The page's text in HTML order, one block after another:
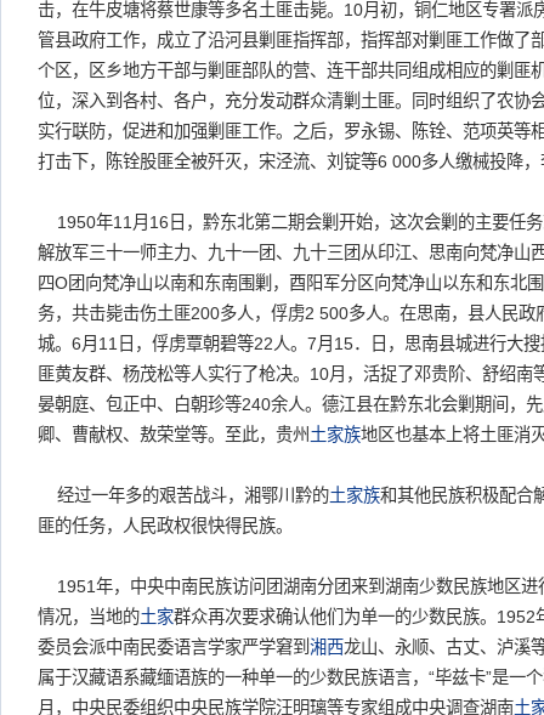
击，在牛皮塘将蔡世康等多名土匪击毙。10月初，铜仁地区专署派
管县政府工作，成立了沿河县剿匪指挥部，指挥部对剿匪工作做了
个区，区乡地方干部与剿匪部队的营、连干部共同组成相应的剿匪
位，深入到各村、各户，充分发动群众清剿土匪。同时组织了农协
实行联防，促进和加强剿匪工作。之后，罗永锡、陈铨、范项英等
打击下，陈铨股匪全被歼灭，宋泾流、刘锭等6 000多人缴械投降
1950年11月16日，黔东北第二期会剿开始，这次会剿的主要任
解放军三十一师主力、九十一团、九十三团从印江、思南向梵净山
四O团向梵净山以南和东南围剿，酉阳军分区向梵净山以东和东北
务，共击毙击伤土匪200多人，俘虏2 500多人。在思南，县人民
城。6月11日，俘虏覃朝碧等22人。7月15．日，思南县城进行大
匪黄友群、杨茂松等人实行了枪决。10月，活捉了邓贵阶、舒绍南
晏朝庭、包正中、白朝珍等240余人。德江县在黔东北会剿期间，
卿、曹献权、敖荣堂等。至此，贵州土家族地区也基本上将土匪消
经过一年多的艰苦战斗，湘鄂川黔的土家族和其他民族积极配合
匪的任务，人民政权很快得民族。
1951年，中央中南民族访问团湖南分团来到湖南少数民族地区进
情况，当地的土家群众再次要求确认他们为单一的少数民族。
委员会派中南民委语言学家严学窘到湘西龙山、永顺、古丈、泸溪
属于汉藏语系藏缅语族的一种单一的少数民族语言，“毕兹卡”是一
月，中央民委组织中央民族学院汪明璃等专家组成中央调查湖南土